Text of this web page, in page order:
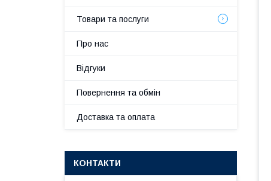
Товари та послуги
Про нас
Відгуки
Повернення та обмін
Доставка та оплата
КОНТАКТИ